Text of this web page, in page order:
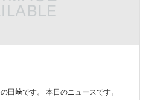
田﨑です。 本日のニュースです。